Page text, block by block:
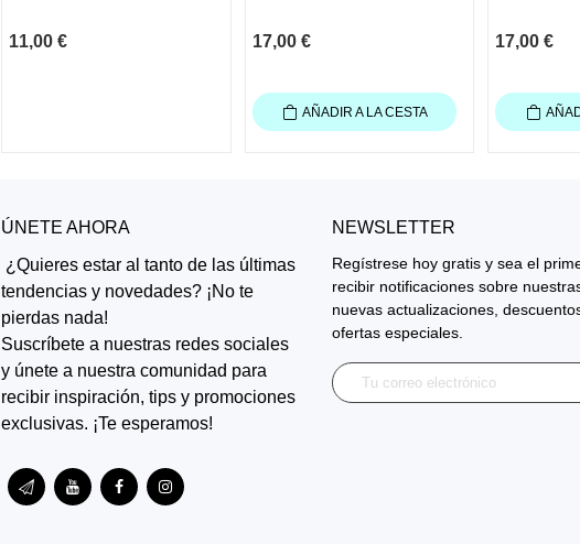
11,00 € 17,00 €
AÑADIR A LA CESTA
17,00 €
ÚNETE AHORA
¿Quieres estar al tanto de las últimas
tendencias y novedades? ¡No te
pierdas nada!
Suscríbete a nuestras redes sociales
y únete a nuestra comunidad para
recibir inspiración, tips y promociones
exclusivas. ¡Te esperamos!
NEWSLETTER
Regístrese hoy gratis y sea el
recibir notificaciones sobre
nuevas actualizaciones,
ofertas especiales.